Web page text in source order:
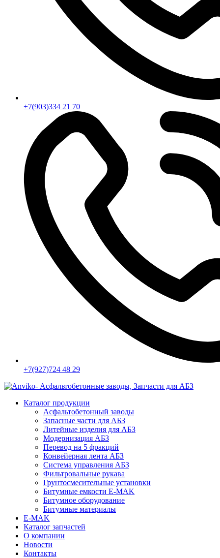
+7(903)334 21 70
+7(927)724 48 29
Каталог продукции
Асфальтобетонный заводы
Запасные части для АБЗ
Литейные изделия для АБЗ
Модернизация АБЗ
Перевод на 5 фракций
Конвейерная лента АБЗ
Система управления АБЗ
Фильтровальные рукава
Грунтосмесительные установки
Битумные емкости E-MAK
Битумное оборудование
Битумные материалы
E-MAK
Каталог запчастей
О компании
Новости
Контакты